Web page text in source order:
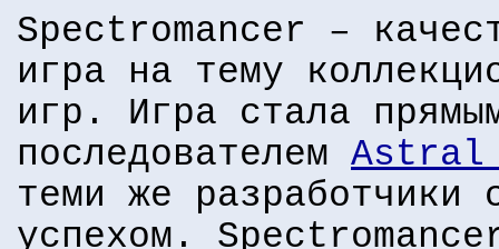
Spectromancer –
игра на тему
игр. Игра стала
последователем Astral
теми же разработчики
успехом.